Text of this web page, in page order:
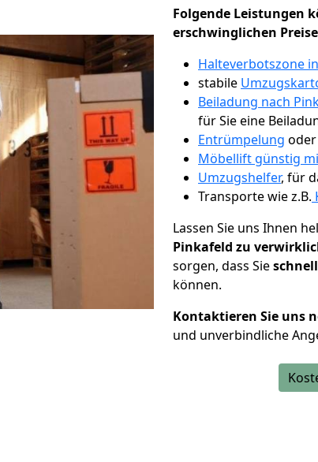
Folgende Leistungen
erschwinglichen
Halteverbotszone
stabile
Beiladung nach
für Sie eine
Entrümpelung oder
Möbellift günstig
Umzugshelfer, für
Transporte wie z.B.
Lassen Sie uns Ihnen
Pinkafeld zu
sorgen, dass Sie
können.
Kontaktieren Sie uns
und unverbindliche